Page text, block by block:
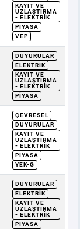
KAYIT VE
UZLAŞTIRMA
- ELEKTRIK
PIYASA
VEP
DUYURULAR
ELEKTRIK
KAYIT VE
UZLAŞTIRMA
- ELEKTRIK
PIYASA
ÇEVRESEL
DUYURULAR
KAYIT VE
UZLAŞTIRMA
- ELEKTRIK
PIYASA
YEK-G
DUYURULAR
ELEKTRIK
KAYIT VE
UZLAŞTIRMA
- ELEKTRIK
PIYASA